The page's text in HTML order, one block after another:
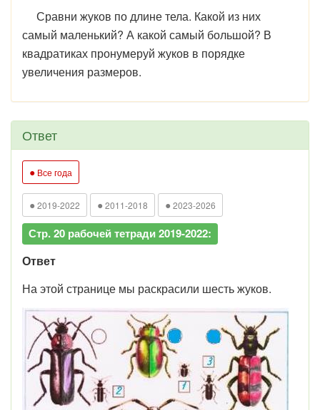
Сравни жуков по длине тела. Какой из них
самый маленький? А какой самый большой? В
квадратиках пронумеруй жуков в порядке
увеличения размеров.
Ответ
● Все года
● 2019-2022 ● 2011-2018 ● 2023-2026
Стр. 20 рабочей тетради 2019-2022:
Ответ
На этой странице мы раскрасили шесть жуков.